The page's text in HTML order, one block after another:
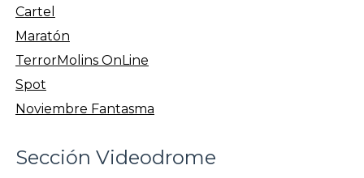
Cartel
Maratón
TerrorMolins OnLine
Spot
Noviembre Fantasma
Sección Videodrome